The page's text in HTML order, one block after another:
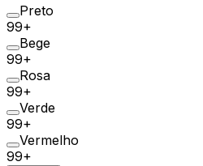
Preto
99+
Bege
99+
Rosa
99+
Verde
99+
Vermelho
99+